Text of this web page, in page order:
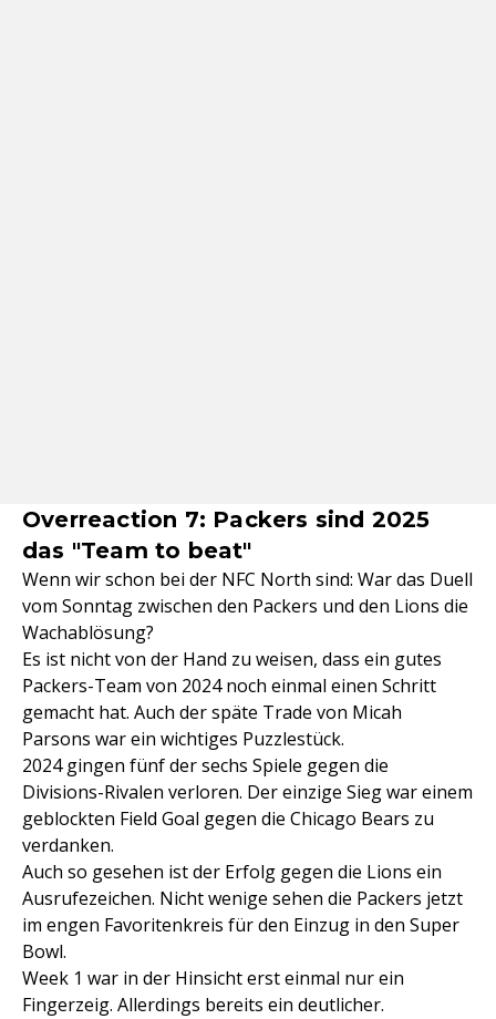
Overreaction 7: Packers sind 2025
das "Team to beat"
Wenn wir schon bei der NFC North sind: War das Duell
vom Sonntag zwischen den Packers und den Lions die
Wachablösung?
Es ist nicht von der Hand zu weisen, dass ein gutes
Packers-Team von 2024 noch einmal einen Schritt
gemacht hat. Auch der späte Trade von Micah
Parsons war ein wichtiges Puzzlestück.
2024 gingen fünf der sechs Spiele gegen die
Divisions-Rivalen verloren. Der einzige Sieg war einem
geblockten Field Goal gegen die Chicago Bears zu
verdanken.
Auch so gesehen ist der Erfolg gegen die Lions ein
Ausrufezeichen. Nicht wenige sehen die Packers jetzt
im engen Favoritenkreis für den Einzug in den Super
Bowl.
Week 1 war in der Hinsicht erst einmal nur ein
Fingerzeig. Allerdings bereits ein deutlicher.